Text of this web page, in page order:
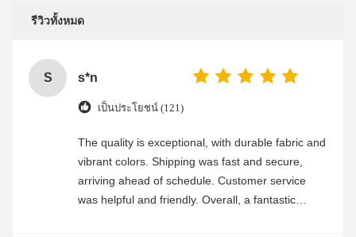
รีวิวทั้งหมด
S s*n
เป็นประโยชน์ (121)
The quality is exceptional, with durable fabric and
vibrant colors. Shipping was fast and secure,
arriving ahead of schedule. Customer service
was helpful and friendly. Overall, a fantastic